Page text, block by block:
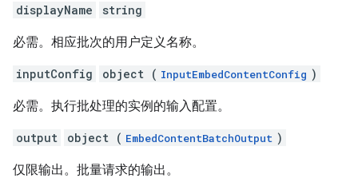
displayName string
必需。相应批次的用户定义名称。
inputConfig object ( InputEmbedContentConfig )
必需。执行批处理的实例的输入配置。
output object ( EmbedContentBatchOutput )
仅限输出。批量请求的输出。